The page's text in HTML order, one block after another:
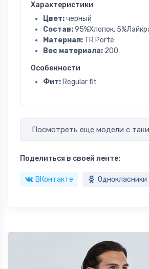
Характеристики
Цвет:черный
Состав:95%Хлопок,
Материал: TR Porte
Вес материала: 200
Особенности
Фит: Regular fit
Посмотреть еще модели с
Поделиться в своей ленте:
ВКонтакте Однокласники